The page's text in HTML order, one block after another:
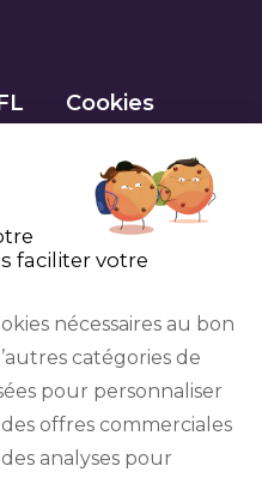
Cookies
YouTube
faciliter votre
nécessaires au bon
catégories de
pour personnaliser
offres commerciales
analyses pour